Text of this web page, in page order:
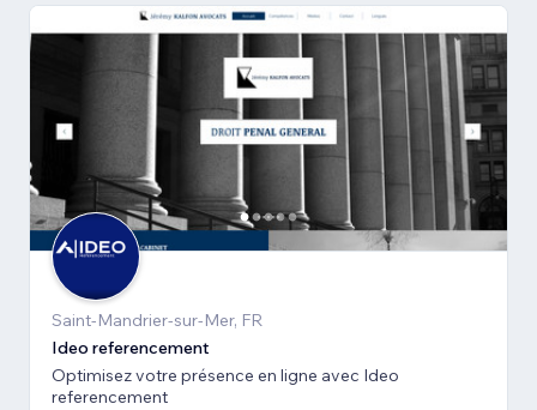
Saint-Mandrier-sur-Mer, FR
Ideo referencement
Optimisez votre présence en ligne avec Ideo
referencement